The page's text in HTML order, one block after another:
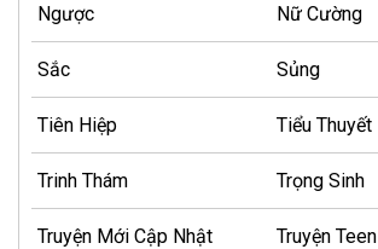
Ngược Nữ Cường
Sắc Sủng
Tiên Hiệp Tiểu Thuyết
Trinh Thám Trọng Sinh
Truyện Mới Cập Nhật Truyện Teen